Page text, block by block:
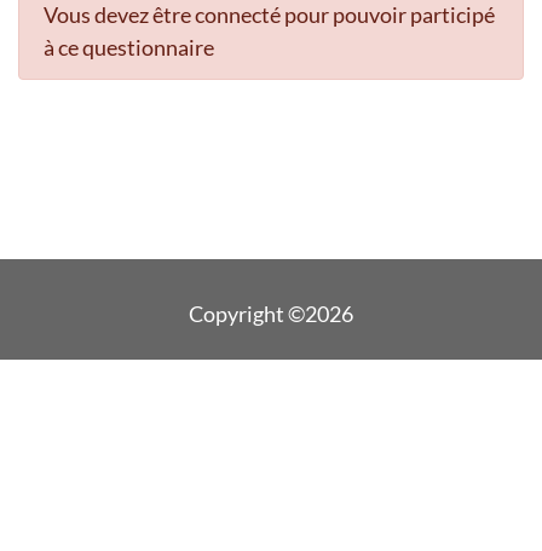
Vous devez être connecté pour pouvoir participé
à ce questionnaire
Copyright ©2026